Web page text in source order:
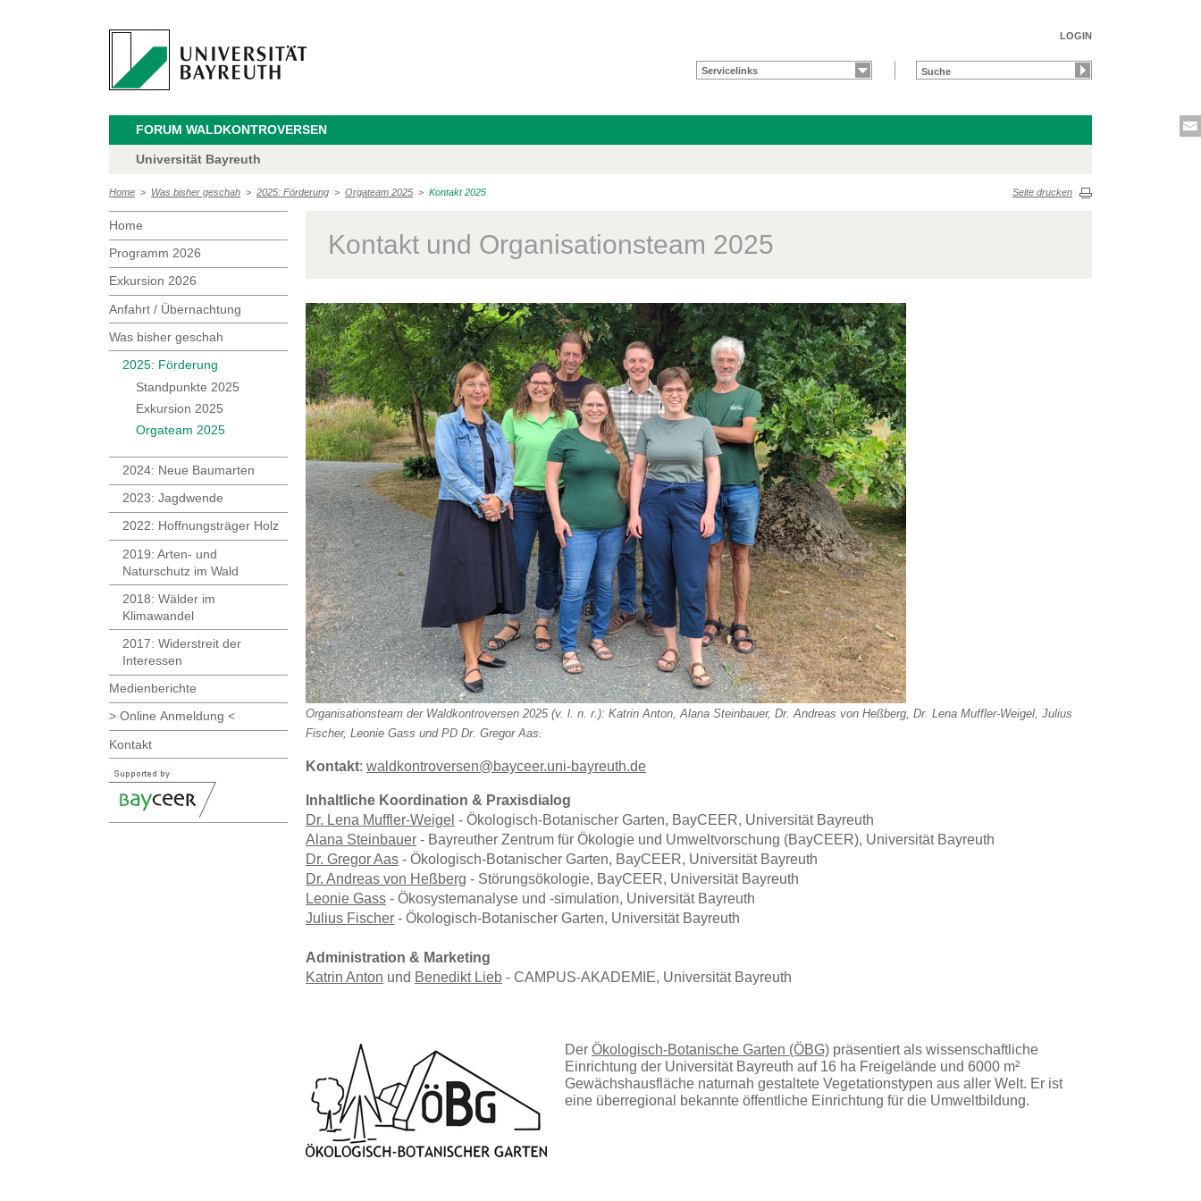
LOGIN
Servicelinks
FORUM WALDKONTROVERSEN
Universität Bayreuth
Home > Was bisher geschah > 2025: Förderung > Orgateam 2025 > Kontakt 2025 Seite drucken
Home
Programm 2026
Exkursion 2026
Anfahrt / Übernachtung
Was bisher geschah
2025: Förderung
Standpunkte 2025
Exkursion 2025
Orgateam 2025
2024: Neue Baumarten
2023: Jagdwende
2022: Hoffnungsträger Holz
2019: Arten- und
Naturschutz im Wald
2018: Wälder im
Klimawandel
2017: Widerstreit der
Interessen
Medienberichte
> Online Anmeldung <
Kontakt
Kontakt und Organisationsteam 2025
Organisationsteam der Waldkontroversen 2025 (v. l. n. r.): Katrin Anton, Alana Steinbauer, Dr. Andreas von Heßberg, Dr. Lena Muffler-Weigel, Julius
Fischer, Leonie Gass und PD Dr. Gregor Aas.
Kontakt: waldkontroversen@bayceer.uni-bayreuth.de
Inhaltliche Koordination & Praxisdialog
Dr. Lena Muffler-Weigel - Ökologisch-Botanischer Garten, BayCEER, Universität Bayreuth
Alana Steinbauer - Bayreuther Zentrum für Ökologie und Umweltvorschung (BayCEER), Universität Bayreuth
Dr. Gregor Aas - Ökologisch-Botanischer Garten, BayCEER, Universität Bayreuth
Dr. Andreas von Heßberg - Störungsökologie, BayCEER, Universität Bayreuth
Leonie Gass - Ökosystemanalyse und -simulation, Universität Bayreuth
Julius Fischer - Ökologisch-Botanischer Garten, Universität Bayreuth
Administration & Marketing
Katrin Anton und Benedikt Lieb - CAMPUS-AKADEMIE, Universität Bayreuth
Der Ökologisch-Botanische Garten (ÖBG) präsentiert als wissenschaftliche
Einrichtung der Universität Bayreuth auf 16 ha Freigelände und 6000 m²
Gewächshausfläche naturnah gestaltete Vegetationstypen aus aller Welt. Er ist
eine überregional bekannte öffentliche Einrichtung für die Umweltbildung.